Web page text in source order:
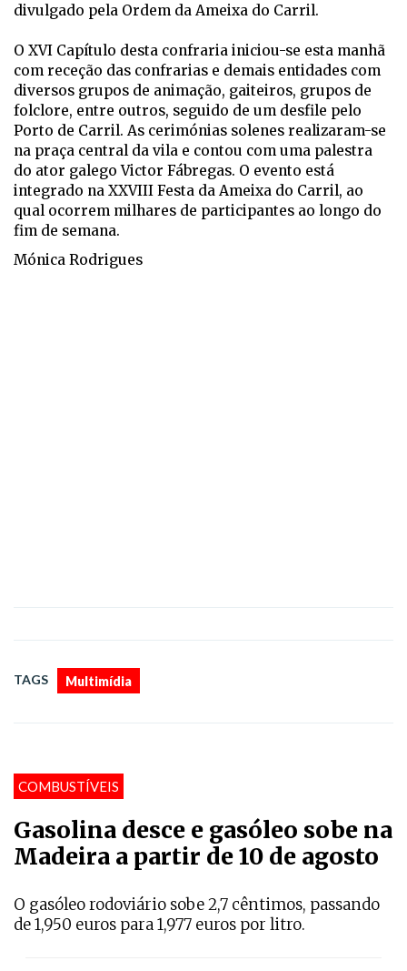
divulgado pela Ordem da Ameixa do Carril.
O XVI Capítulo desta confraria iniciou-se esta manhã
com receção das confrarias e demais entidades com
diversos grupos de animação, gaiteiros, grupos de
folclore, entre outros, seguido de um desfile pelo
Porto de Carril. As cerimónias solenes realizaram-se
na praça central da vila e contou com uma palestra
do ator galego Victor Fábregas. O evento está
integrado na XXVIII Festa da Ameixa do Carril, ao
qual ocorrem milhares de participantes ao longo do
fim de semana.
Mónica Rodrigues
TAGS Multimídia
COMBUSTÍVEIS
Gasolina desce e gasóleo sobe na
Madeira a partir de 10 de agosto
O gasóleo rodoviário sobe 2,7 cêntimos, passando
de 1,950 euros para 1,977 euros por litro.